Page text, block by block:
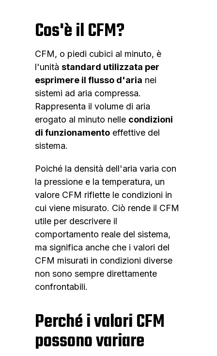
Cos'è il CFM?
CFM, o piedi cubici al minuto, è
l'unità standard utilizzata per
esprimere il flusso d'aria nei
sistemi ad aria compressa.
Rappresenta il volume di aria
erogato al minuto nelle condizioni
di funzionamento effettive del
sistema.
Poiché la densità dell'aria varia con
la pressione e la temperatura, un
valore CFM riflette le condizioni in
cui viene misurato. Ciò rende il CFM
utile per descrivere il
comportamento reale del sistema,
ma significa anche che i valori del
CFM misurati in condizioni diverse
non sono sempre direttamente
confrontabili.
Perché i valori CFM
possono variare